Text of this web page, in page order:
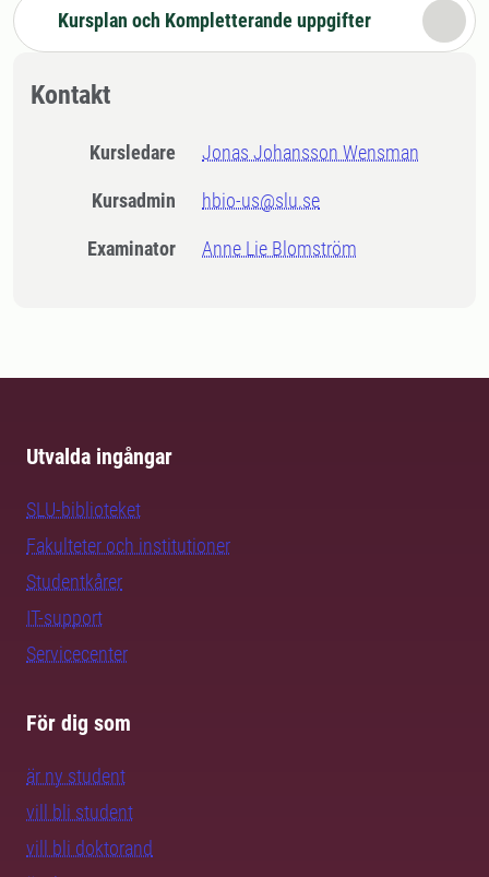
Kursplan och Kompletterande uppgifter
Kontakt
Kursledare Jonas Johansson Wensman
Kursadmin hbio-us@slu.se
Examinator Anne Lie Blomström
Utvalda ingångar
SLU-biblioteket
Fakulteter och institutioner
Studentkårer
IT-support
Servicecenter
För dig som
är ny student
vill bli student
vill bli doktorand